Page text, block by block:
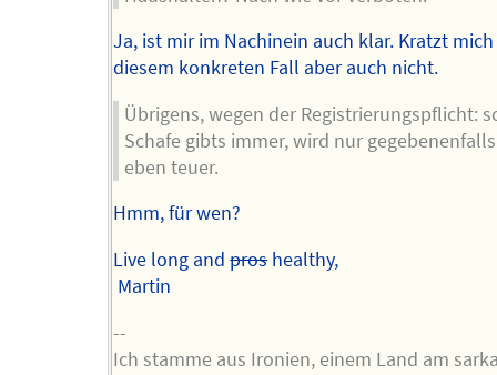
Ja, ist mir im Nachinein auch klar. Kratzt
diesem konkreten Fall aber auch nicht.
Übrigens, wegen der Registrierungspflicht:
Schafe gibts immer, wird nur
eben teuer.
Hmm, für wen?
Live long andproshealthy,
Martin
--
Ich stamme aus Ironien, einem Land am